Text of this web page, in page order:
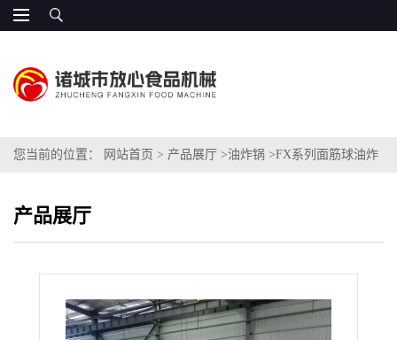
您当前的位置： 网站首页 > 产品展厅 >油炸锅 >FX系列面筋球油炸
产品展厅